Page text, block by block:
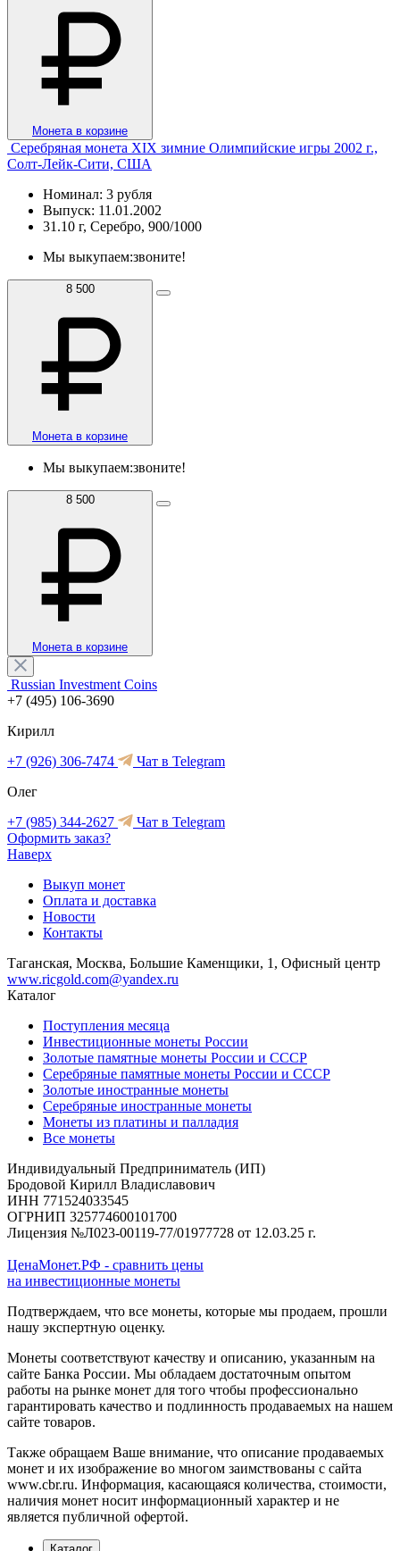
Монета в корзине
Серебряная монета XIX зимние Олимпийские игры 2002 г.,
Солт-Лейк-Сити, США
Номинал: 3 рубля
Выпуск: 11.01.2002
31.10 г, Серебро, 900/1000
Мы выкупаем:звоните!
8 500
Монета в корзине
Мы выкупаем:звоните!
8 500
Монета в корзине
Russian Investment Coins
+7 (495) 106-3690
Кирилл
+7 (926) 306-7474
Чат в Telegram
Олег
+7 (985) 344-2627
Чат в Telegram
Оформить заказ?
Наверх
Выкуп монет
Оплата и доставка
Новости
Контакты
Таганская, Москва, Большие Каменщики, 1, Офисный центр
www.ricgold.com@yandex.ru
Каталог
Поступления месяца
Инвестиционные монеты России
Золотые памятные монеты России и СССР
Серебряные памятные монеты России и СССР
Золотые иностранные монеты
Серебряные иностранные монеты
Монеты из платины и палладия
Все монеты
Индивидуальный Предприниматель (ИП)
Бродовой Кирилл Владиславович
ИНН 771524033545
ОГРНИП 325774600101700
Лицензия №Л023-00119-77/01977728 от 12.03.25 г.
ЦенаМонет.РФ - сравнить цены
на инвестиционные монеты
Подтверждаем, что все монеты, которые мы продаем, прошли
нашу экспертную оценку.
Монеты соответствуют качеству и описанию, указанным на
сайте Банка России. Мы обладаем достаточным опытом
работы на рынке монет для того чтобы профессионально
гарантировать качество и подлинность продаваемых на нашем
сайте товаров.
Также обращаем Ваше внимание, что описание продаваемых
монет и их изображение во многом заимствованы с сайта
www.cbr.ru. Информация, касающаяся количества, стоимости,
наличия монет носит информационный характер и не
является публичной офертой.